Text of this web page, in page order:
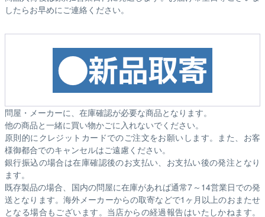
したらお早めにご連絡ください。
問屋・メーカーに、在庫確認が必要な商品となります。
他の商品と一緒に買い物かごに入れないでください。
原則的にクレジットカードでのご注文をお願いします。また、お客
様御都合でのキャンセルはご遠慮ください。
銀行振込の場合は在庫確認後のお支払い、お支払い後の発注となり
ます。
既存製品の場合、国内の問屋に在庫があれば通常7～14営業日での発
送となります。海外メーカーからの取寄などで1ヶ月以上のおまたせ
となる場合もございます。 当店からの経過報告はいたしかねます。